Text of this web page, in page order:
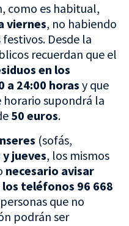
como es habitual,
viernes, no habiendo
Desde la
recuerdan que el
en los
a 24:00 horas y que
supondrá la
50 euros.
(sofás,
jueves, los mismos
necesario avisar
teléfonos 96 668
que no
podrán ser